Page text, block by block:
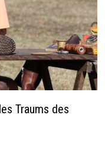
Traums des